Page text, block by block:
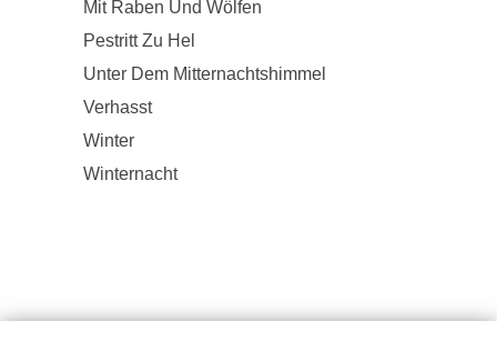
Mit Raben Und Wölfen
Pestritt Zu Hel
Unter Dem Mitternachtshimmel
Verhasst
Winter
Winternacht